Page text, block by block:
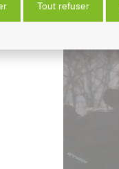
Tout refuser